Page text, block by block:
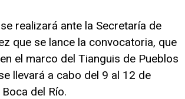
realizará ante la Secretaría de
que se lance la convocatoria, que
el marco del Tianguis de Pueblos
llevará a cabo del 9 al 12 de
del Río.